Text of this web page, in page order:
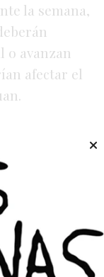
la semana,
o avanzan
afectar el